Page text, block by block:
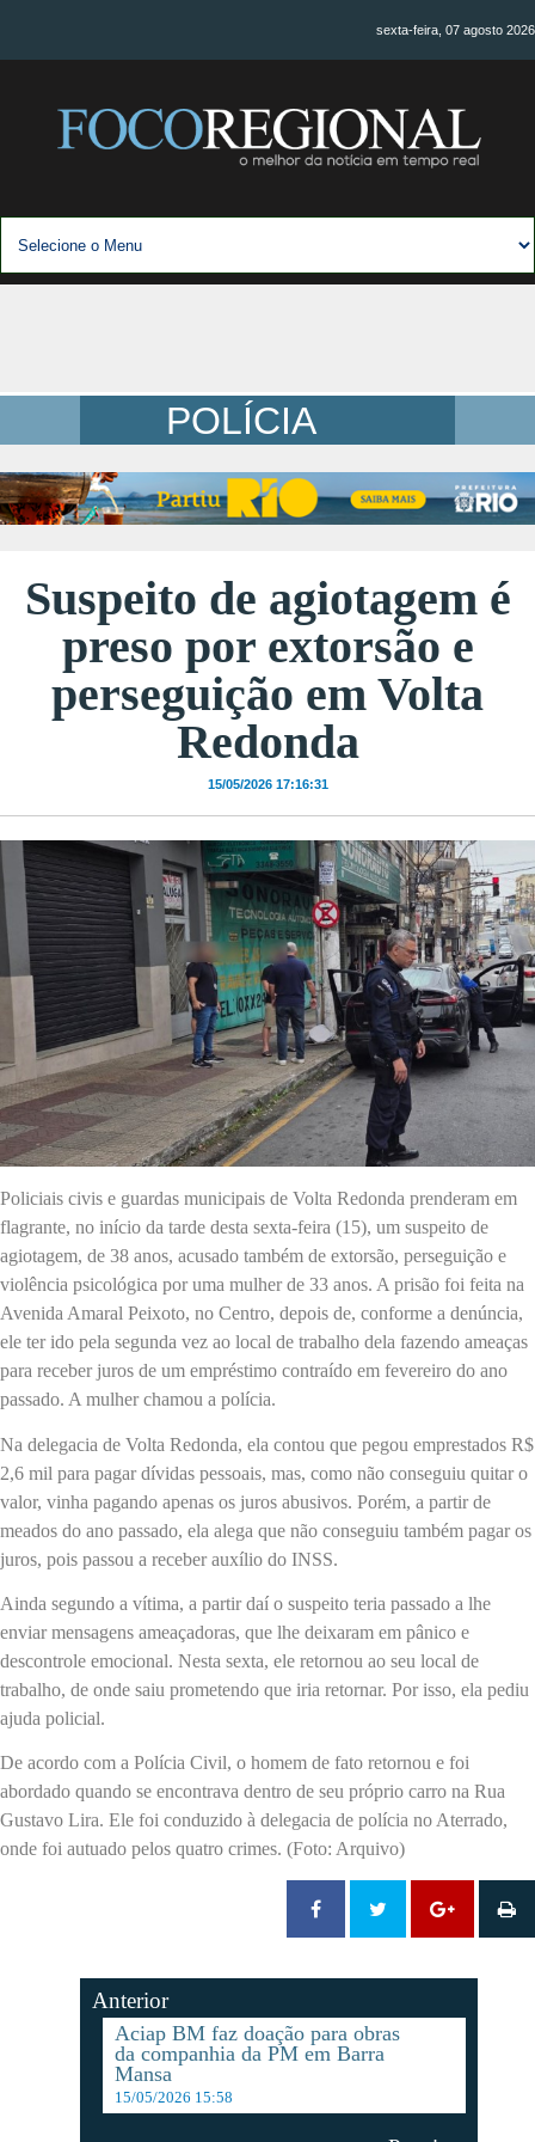
sexta-feira, 07 agosto 2026
POLÍCIA
Suspeito de agiotagem é
preso por extorsão e
perseguição em Volta
Redonda
15/05/2026 17:16:31
Policiais civis e guardas municipais de Volta Redonda prenderam em
flagrante, no início da tarde desta sexta-feira (15), um suspeito de
agiotagem, de 38 anos, acusado também de extorsão, perseguição e
violência psicológica por uma mulher de 33 anos. A prisão foi feita na
Avenida Amaral Peixoto, no Centro, depois de, conforme a denúncia,
ele ter ido pela segunda vez ao local de trabalho dela fazendo ameaças
para receber juros de um empréstimo contraído em fevereiro do ano
passado. A mulher chamou a polícia.
Na delegacia de Volta Redonda, ela contou que pegou emprestados R$
2,6 mil para pagar dívidas pessoais, mas, como não conseguiu quitar o
valor, vinha pagando apenas os juros abusivos. Porém, a partir de
meados do ano passado, ela alega que não conseguiu também pagar os
juros, pois passou a receber auxílio do INSS.
Ainda segundo a vítima, a partir daí o suspeito teria passado a lhe
enviar mensagens ameaçadoras, que lhe deixaram em pânico e
descontrole emocional. Nesta sexta, ele retornou ao seu local de
trabalho, de onde saiu prometendo que iria retornar. Por isso, ela pediu
ajuda policial.
De acordo com a Polícia Civil, o homem de fato retornou e foi
abordado quando se encontrava dentro de seu próprio carro na Rua
Gustavo Lira. Ele foi conduzido à delegacia de polícia no Aterrado,
onde foi autuado pelos quatro crimes. (Foto: Arquivo)
Anterior
Aciap BM faz doação para obras
da companhia da PM em Barra
Mansa
15/05/2026 15:58